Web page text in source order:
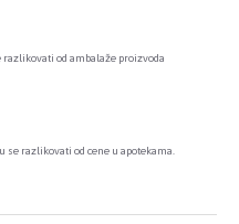
od ambalaže proizvoda
razlikovati od cene u apotekama.